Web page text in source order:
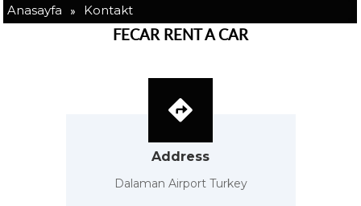
Anasayfa » Kontakt
FECAR RENT A CAR
Address
Dalaman Airport Turkey